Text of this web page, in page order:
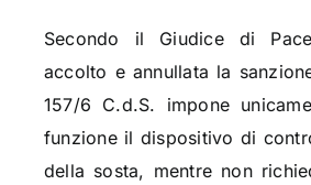
Secondo il Giudice di
accolto e annullata la
157/6 C.d.S. impone
funzione il dispositivo di
della sosta, mentre non